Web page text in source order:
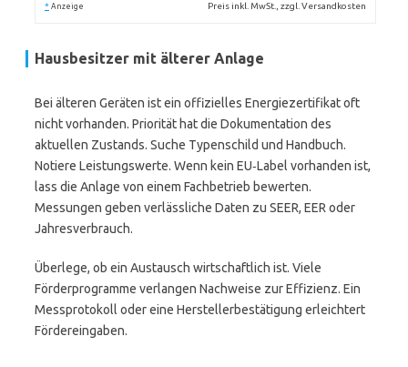
* Anzeige Preis inkl. MwSt., zzgl. Versandkosten
Hausbesitzer mit älterer Anlage
Bei älteren Geräten ist ein offizielles Energiezertifikat oft
nicht vorhanden. Priorität hat die Dokumentation des
aktuellen Zustands. Suche Typenschild und Handbuch.
Notiere Leistungswerte. Wenn kein EU‑Label vorhanden ist,
lass die Anlage von einem Fachbetrieb bewerten.
Messungen geben verlässliche Daten zu SEER, EER oder
Jahresverbrauch.
Überlege, ob ein Austausch wirtschaftlich ist. Viele
Förderprogramme verlangen Nachweise zur Effizienz. Ein
Messprotokoll oder eine Herstellerbestätigung erleichtert
Fördereingaben.